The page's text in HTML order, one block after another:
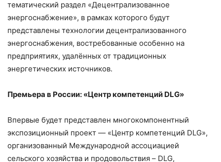
тематический раздел «Децентрализованное
энергоснабжение», в рамках которого будут
представлены технологии децентрализованного
энергоснабжения, востребованные особенно на
предприятиях, удалённых от традиционных
энергетических источников.
Премьера в России: «Центр компетенций DLG»
Впервые будет представлен многокомпонентный
экспозиционный проект — «Центр компетенций DLG»,
организованный Международной ассоциацией
сельского хозяйства и продовольствия – DLG,